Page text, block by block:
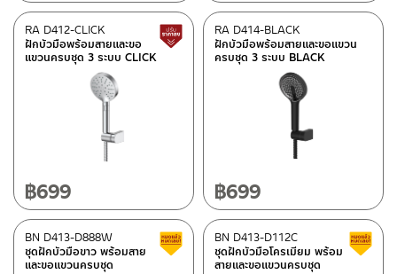
ฝักบัวมือพร้อมสายและขอ
แขวนครบชุด 3 ระบบ CLICK
RA D412-CLICK Lower price tag
฿699
ฝักบัวมือพร้อมสายและขอแขวน
ครบชุด 3 ระบบ BLACK
RA D414-BLACK
฿699
ชุดฝักบัวมือขาว พร้อมสาย
และขอแขวนครบชุด
BN D413-D888W Clearance sale
ชุดฝักบัวมือโครเมียม พร้อม
สายและขอแขวนครบชุด
BN D413-D112C